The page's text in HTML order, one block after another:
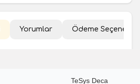
Yorumlar Ödeme
TeSys Deca